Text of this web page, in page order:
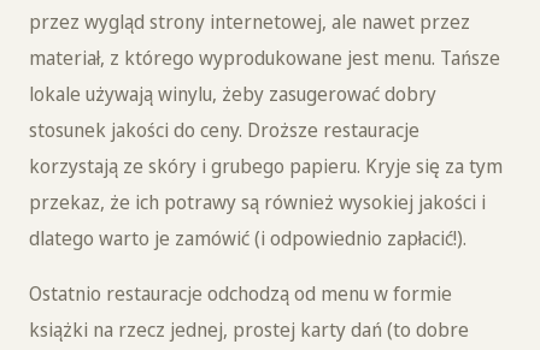
przez wygląd strony internetowej, ale nawet przez
materiał, z którego wyprodukowane jest menu. Tańsze
lokale używają winylu, żeby zasugerować dobry
stosunek jakości do ceny. Droższe restauracje
korzystają ze skóry i grubego papieru. Kryje się za tym
przekaz, że ich potrawy są również wysokiej jakości i
dlatego warto je zamówić (i odpowiednio zapłacić!).
Ostatnio restauracje odchodzą od menu w formie
książki na rzecz jednej, prostej karty dań (to dobre